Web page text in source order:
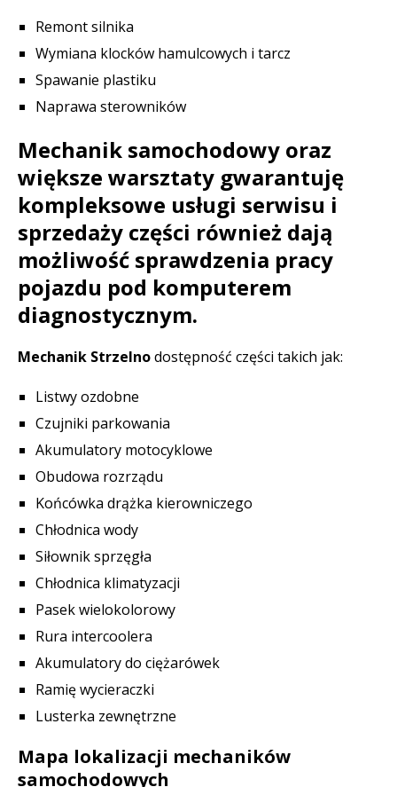
Remont silnika
Wymiana klocków hamulcowych i tarcz
Spawanie plastiku
Naprawa sterowników
Mechanik samochodowy oraz
większe warsztaty gwarantuję
kompleksowe usługi serwisu i
sprzedaży części również dają
możliwość sprawdzenia pracy
pojazdu pod komputerem
diagnostycznym.
Mechanik Strzelnodostępność części takich jak:
Listwy ozdobne
Czujniki parkowania
Akumulatory motocyklowe
Obudowa rozrządu
Końcówka drążka kierowniczego
Chłodnica wody
Siłownik sprzęgła
Chłodnica klimatyzacji
Pasek wielokolorowy
Rura intercoolera
Akumulatory do ciężarówek
Ramię wycieraczki
Lusterka zewnętrzne
Mapa lokalizacji mechaników
samochodowych